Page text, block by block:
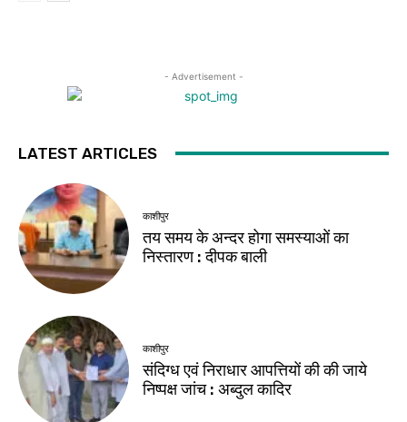
- Advertisement -
LATEST ARTICLES
काशीपुर
तय समय के अन्दर होगा समस्याओं का
निस्तारण : दीपक बाली
काशीपुर
संदिग्ध एवं निराधार आपत्तियों की की जाये
निष्पक्ष जांच : अब्दुल कादिर